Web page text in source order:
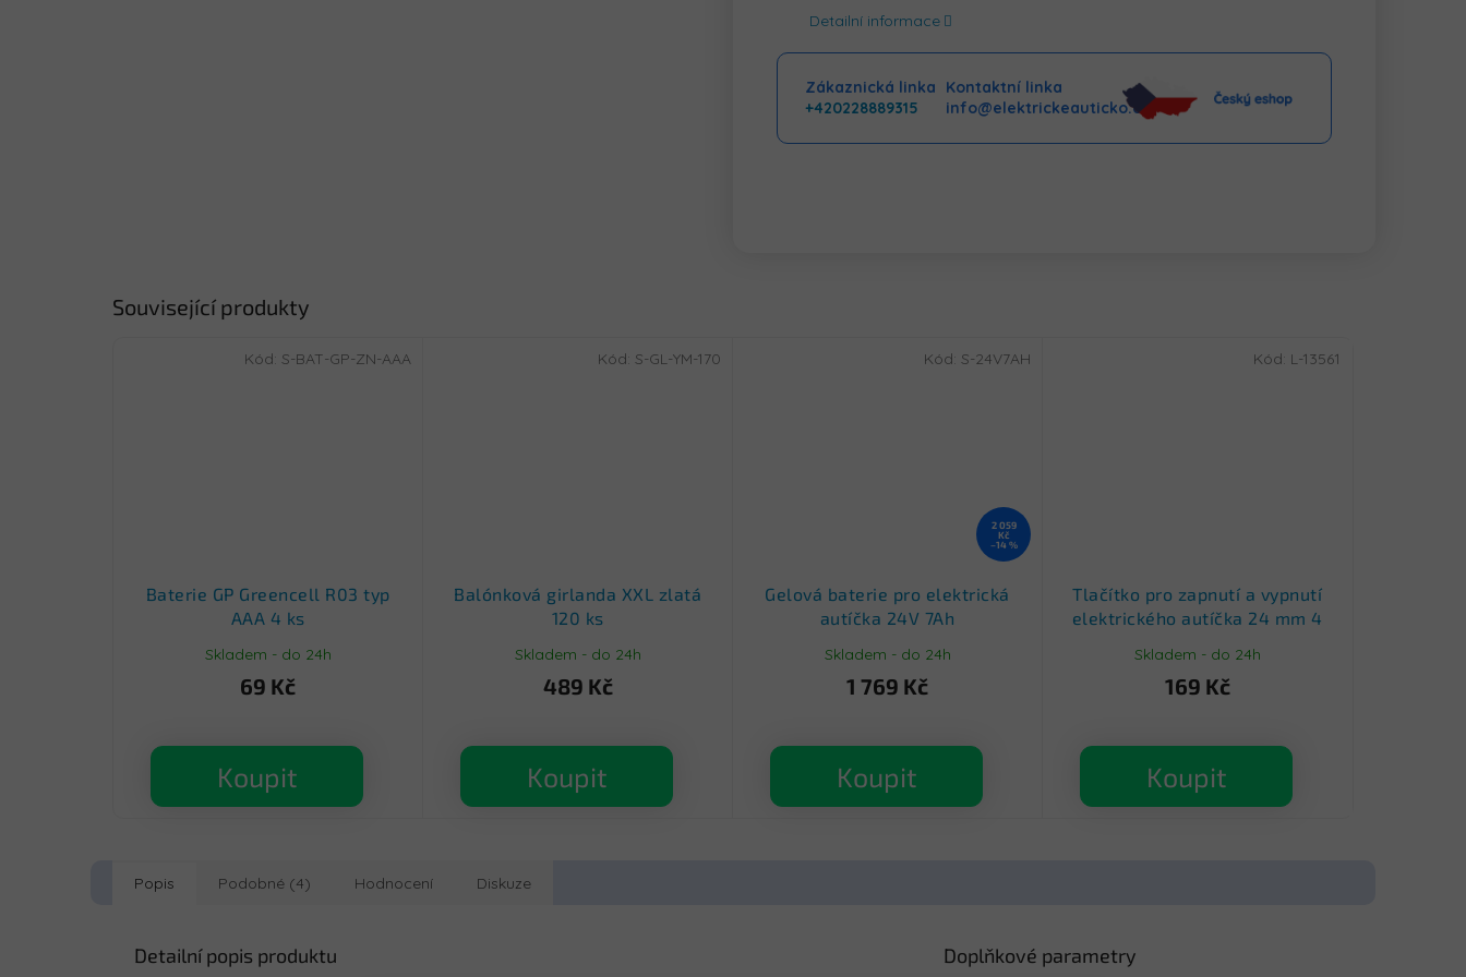
Detailní informace
Zákaznická linka
+420228889315
Kontaktní linka
info@elektrickeauticko.cz
Související produkty
Baterie GP Greencell R03 typ
AAA 4 ks
Skladem - do 24h
69 Kč
Koupit
Kód: S-BAT-GP-ZN-AAA
Balónková girlanda XXL zlatá
120 ks
Skladem - do 24h
489 Kč
Koupit
Kód: S-GL-YM-170
2 059
Kč
–14 %
Gelová baterie pro elektrická
autíčka 24V 7Ah
Skladem - do 24h
1 769 Kč
Koupit
Kód: S-24V7AH
Tlačítko pro zapnutí a vypnutí
elektrického autíčka 24 mm 4
Skladem - do 24h
169 Kč
Koupit
Kód: L-13561
Popis Podobné (4) Hodnocení Diskuze
Detailní popis produktu Doplňkové parametry